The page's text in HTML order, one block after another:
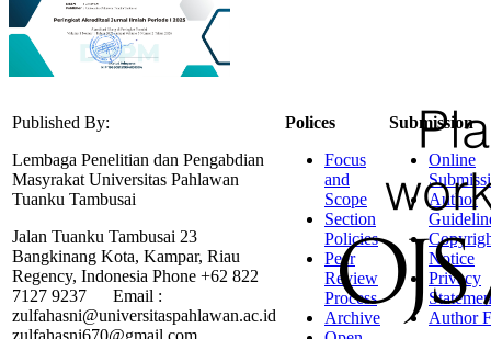
Published By:
Lembaga Penelitian dan Pengabdian
Masyrakat Universitas Pahlawan
Tuanku Tambusai
Jalan Tuanku Tambusai 23
Bangkinang Kota, Kampar, Riau
Regency, Indonesia Phone +62 822
7127 9237 Email :
zulfahasni@universitaspahlawan.ac.id
zulfahasni670@gmail.com
Polices
Focus
and
Scope
Section
Policies
Peer
Review
Process
Archive
Submission
Online
Author
Notice
Privacy
Author